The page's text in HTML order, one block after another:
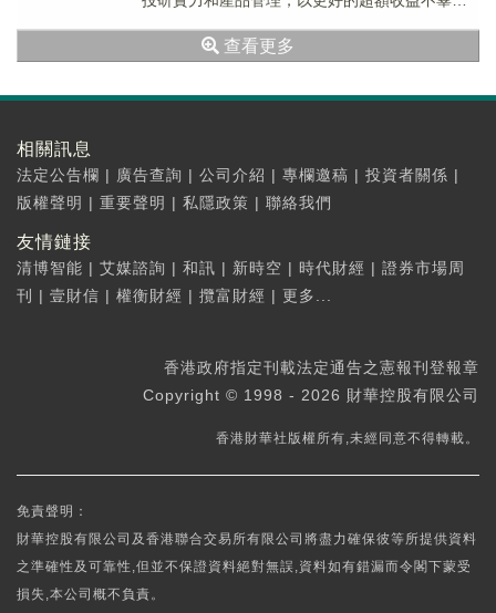
查看更多
相關訊息
法定公告欄 | 廣告查詢 | 公司介紹 | 專欄邀稿 | 投資者關係 |
版權聲明 | 重要聲明 | 私隱政策 | 聯絡我們
友情鏈接
清博智能 | 艾媒諮詢 | 和訊 | 新時空 | 時代財經 | 證券市場周
刊
| 壹財信 | 權衡財經 | 攬富財經 | 更多...
香港政府指定刊載法定通告之憲報刊登報章
Copyright © 1998 - 2026 財華控股有限公司
香港財華社版權所有,未經同意不得轉載。
免責聲明：
財華控股有限公司及香港聯合交易所有限公司將盡力確保彼等所提供資料
之準確性及可靠性,但並不保證資料絕對無誤,資料如有錯漏而令閣下蒙受
損失,本公司概不負責。